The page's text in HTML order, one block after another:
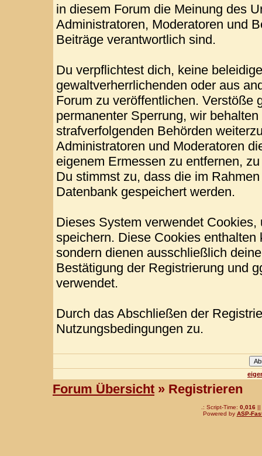
in diesem Forum die Meinung des
Administratoren, Moderatoren und
Beiträge verantwortlich sind.
Du verpflichtest dich, keine
gewaltverherrlichenden oder aus
Forum zu veröffentlichen. Verstöße
permanenter Sperrung, wir
strafverfolgenden Behörden
Administratoren und Moderatoren
eigenem Ermessen zu entfernen,
Du stimmst zu, dass die im
Datenbank gespeichert werden.
Dieses System verwendet
speichern. Diese Cookies
sondern dienen ausschließlich
Bestätigung der Registrierung und
verwendet.
Durch das Abschließen der
Nutzungsbedingungen zu.
Forum Übersicht » Registrieren
.: Script-Time: 0,016||
Powered by ASP-